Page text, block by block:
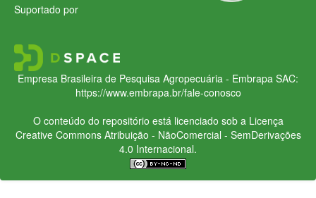
Suportado por
Empresa Brasileira de Pesquisa Agropecuária - Embrapa SAC:
https://www.embrapa.br/fale-conosco
O conteúdo do repositório está licenciado sob a Licença
Creative CommonsAtribuição - NãoComercial - SemDerivações
4.0 Internacional.